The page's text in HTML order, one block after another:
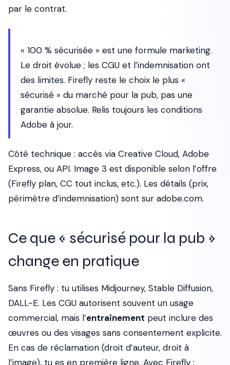
par le contrat.
« 100 % sécurisée » est une formule marketing.
Le droit évolue ; les CGU et l’indemnisation ont
des limites. Firefly reste le choix le plus «
sécurisé » du marché pour la pub, pas une
garantie absolue. Relis toujours les conditions
Adobe à jour.
Côté technique : accès via Creative Cloud, Adobe
Express, ou API. Image 3 est disponible selon l’offre
(Firefly plan, CC tout inclus, etc.). Les détails (prix,
périmètre d’indemnisation) sont sur adobe.com.
Ce que « sécurisé pour la pub »
change en pratique
Sans Firefly : tu utilises Midjourney, Stable Diffusion,
DALL-E. Les CGU autorisent souvent un usage
commercial, mais l’entraînement peut inclure des
œuvres ou des visages sans consentement explicite.
En cas de réclamation (droit d’auteur, droit à
l’image), tu es en première ligne. Avec Firefly :